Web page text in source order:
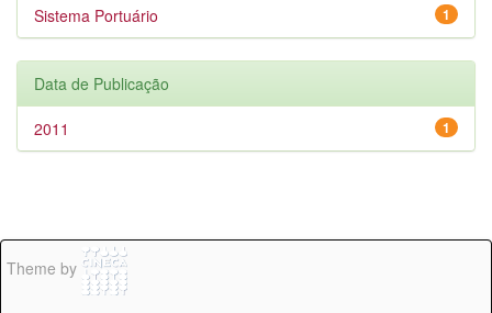
1
Sistema Portuário
Data de Publicação
1
2011
Theme by